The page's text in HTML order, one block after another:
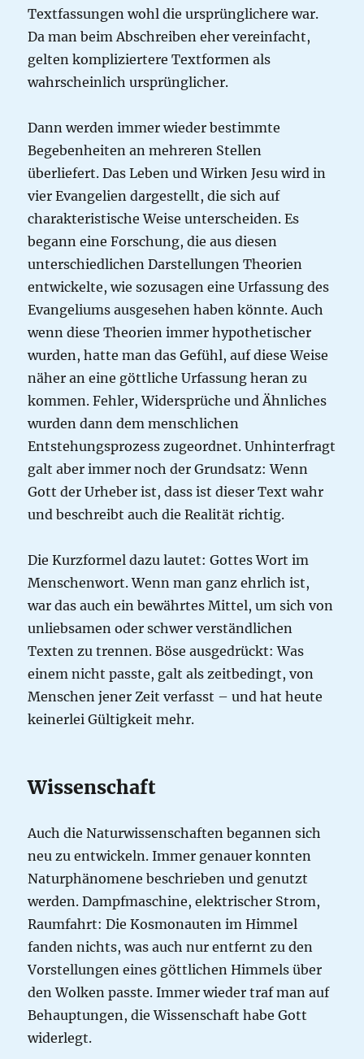
Textfassungen wohl die ursprünglichere war.
Da man beim Abschreiben eher vereinfacht,
gelten kompliziertere Textformen als
wahrscheinlich ursprünglicher.
Dann werden immer wieder bestimmte
Begebenheiten an mehreren Stellen
überliefert. Das Leben und Wirken Jesu wird in
vier Evangelien dargestellt, die sich auf
charakteristische Weise unterscheiden. Es
begann eine Forschung, die aus diesen
unterschiedlichen Darstellungen Theorien
entwickelte, wie sozusagen eine Urfassung des
Evangeliums ausgesehen haben könnte. Auch
wenn diese Theorien immer hypothetischer
wurden, hatte man das Gefühl, auf diese Weise
näher an eine göttliche Urfassung heran zu
kommen. Fehler, Widersprüche und Ähnliches
wurden dann dem menschlichen
Entstehungsprozess zugeordnet. Unhinterfragt
galt aber immer noch der Grundsatz: Wenn
Gott der Urheber ist, dass ist dieser Text wahr
und beschreibt auch die Realität richtig.
Die Kurzformel dazu lautet: Gottes Wort im
Menschenwort. Wenn man ganz ehrlich ist,
war das auch ein bewährtes Mittel, um sich von
unliebsamen oder schwer verständlichen
Texten zu trennen. Böse ausgedrückt: Was
einem nicht passte, galt als zeitbedingt, von
Menschen jener Zeit verfasst – und hat heute
keinerlei Gültigkeit mehr.
Wissenschaft
Auch die Naturwissenschaften begannen sich
neu zu entwickeln. Immer genauer konnten
Naturphänomene beschrieben und genutzt
werden. Dampfmaschine, elektrischer Strom,
Raumfahrt: Die Kosmonauten im Himmel
fanden nichts, was auch nur entfernt zu den
Vorstellungen eines göttlichen Himmels über
den Wolken passte. Immer wieder traf man auf
Behauptungen, die Wissenschaft habe Gott
widerlegt.